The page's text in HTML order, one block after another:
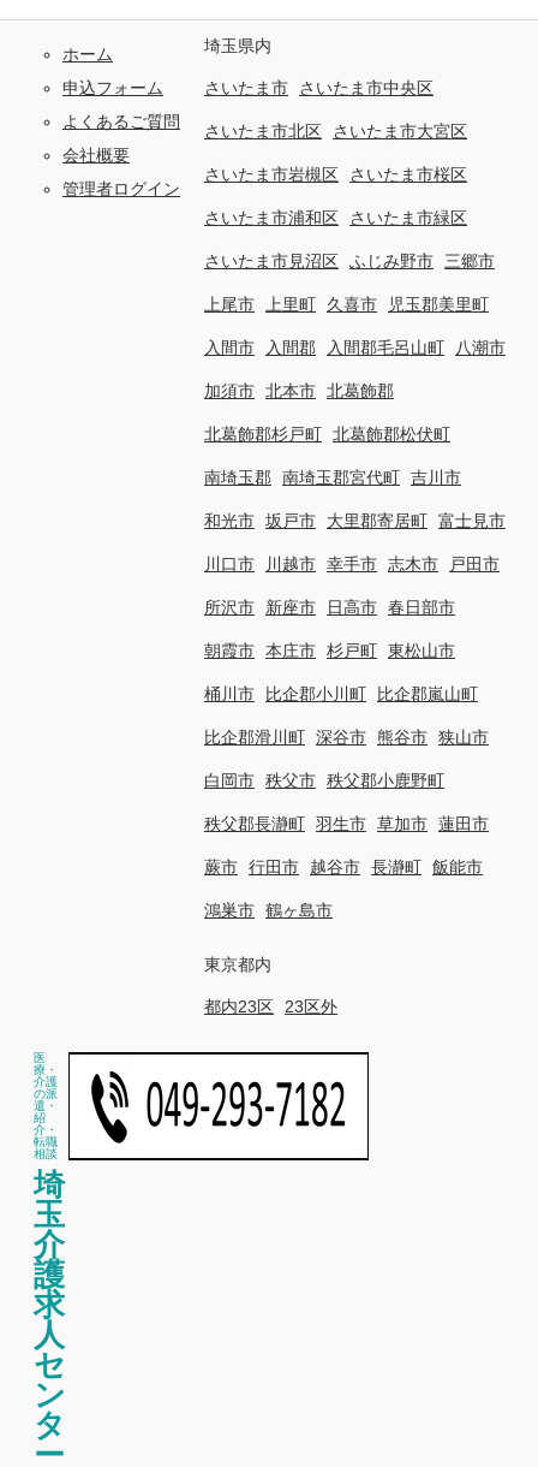
ホーム
申込フォーム
よくあるご質問
会社概要
管理者ログイン
埼玉県内
さいたま市 さいたま市中央区
さいたま市北区 さいたま市大宮区
さいたま市岩槻区 さいたま市桜区
さいたま市浦和区 さいたま市緑区
さいたま市見沼区 ふじみ野市 三郷市
上尾市 上里町 久喜市 児玉郡美里町
入間市 入間郡 入間郡毛呂山町 八潮市
加須市 北本市 北葛飾郡
北葛飾郡杉戸町 北葛飾郡松伏町
南埼玉郡 南埼玉郡宮代町 吉川市
和光市 坂戸市 大里郡寄居町 富士見市
川口市 川越市 幸手市 志木市 戸田市
所沢市 新座市 日高市 春日部市
朝霞市 本庄市 杉戸町 東松山市
桶川市 比企郡小川町 比企郡嵐山町
比企郡滑川町 深谷市 熊谷市 狭山市
白岡市 秩父市 秩父郡小鹿野町
秩父郡長瀞町 羽生市 草加市 蓮田市
蕨市 行田市 越谷市 長瀞町 飯能市
鴻巣市 鶴ヶ島市
東京都内
都内23区 23区外
医
療・
介護
の派
遣・
紹
介・
転職
相談
埼
玉
介
護
求
人
セ
ン
タ
ー